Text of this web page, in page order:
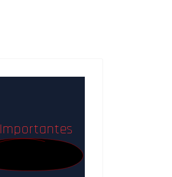
Importantes